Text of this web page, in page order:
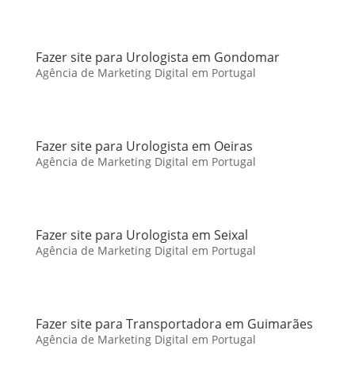
Fazer site para Urologista em Gondomar
Agência de Marketing Digital em Portugal
Fazer site para Urologista em Oeiras
Agência de Marketing Digital em Portugal
Fazer site para Urologista em Seixal
Agência de Marketing Digital em Portugal
Fazer site para Transportadora em Guimarães
Agência de Marketing Digital em Portugal